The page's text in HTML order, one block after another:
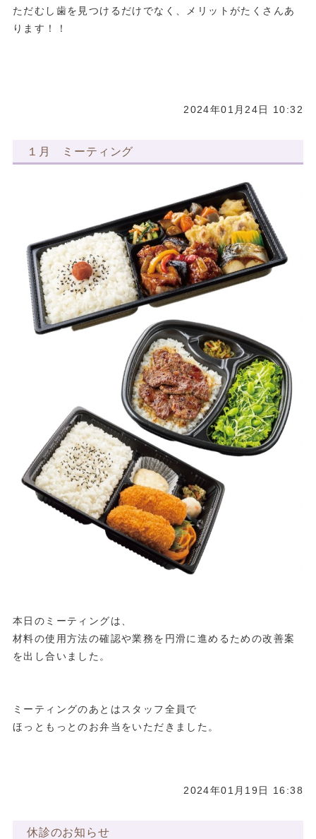
ただむし歯を見つけるだけでなく、メリットがたくさんあ
ります！！
2024年01月24日 10:32
１月 ミーティング
本日のミーティングは、
材料の使用方法の確認や業務を円滑に進めるための改善案
を出し合いました。
ミーティングのあとはスタッフ全員で
ほっともっとのお弁当をいただきました。
2024年01月19日 16:38
休診のお知らせ